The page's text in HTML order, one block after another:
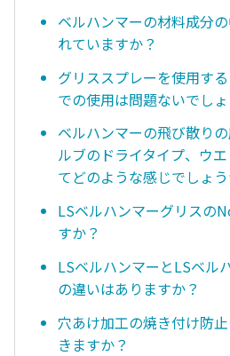
ベルハンマーの材料成分
れていますか？
グリススプレーを使用す
での使用は問題ないでしょ
ベルハンマーの飛び散り
ルブのドライタイプ、ウ
てどのような感じでしょう
LSベルハンマーグリスの
すか？
LSベルハンマーとLSベル
の違いはありますか？
穴あけ加工の焼き付け防
きますか？